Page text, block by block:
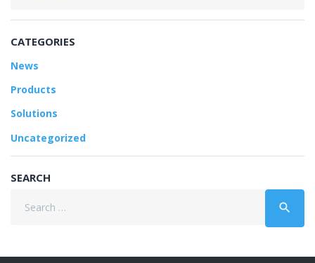
CATEGORIES
News
Products
Solutions
Uncategorized
SEARCH
search